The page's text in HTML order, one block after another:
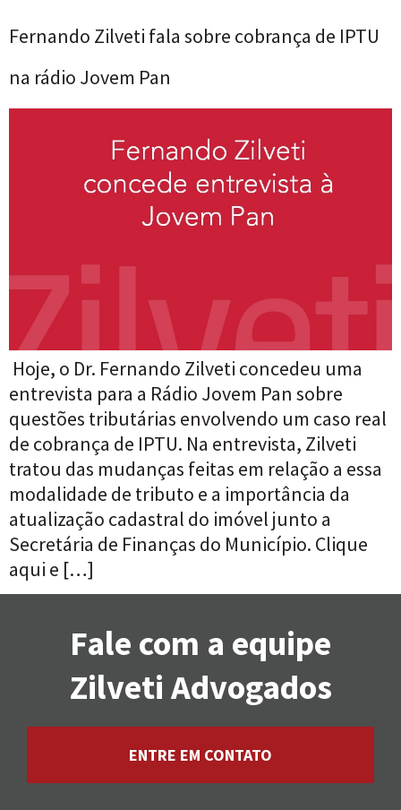
Fernando Zilveti fala sobre cobrança de IPTU
na rádio Jovem Pan
Hoje, o Dr. Fernando Zilveti concedeu uma
entrevista para a Rádio Jovem Pan sobre
questões tributárias envolvendo um caso real
de cobrança de IPTU. Na entrevista, Zilveti
tratou das mudanças feitas em relação a essa
modalidade de tributo e a importância da
atualização cadastral do imóvel junto a
Secretária de Finanças do Município. Clique
aqui e […]
Fale com a equipe
Zilveti Advogados
ENTRE EM CONTATO